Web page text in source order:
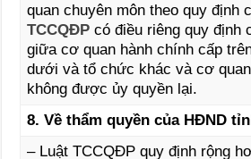
quan chuyên môn theo quy định
TCCQĐP có điều riêng quy định
giữa cơ quan hành chính cấp
dưới và tổ chức khác và cơ
không được ủy quyền lại.
8. Về thẩm quyền của HĐND
– Luật TCCQĐP quy định rộng